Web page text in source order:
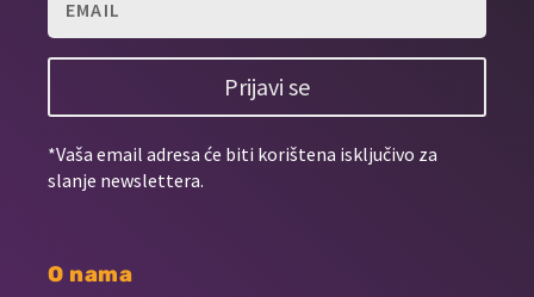
Prijavi se
*Vaša email adresa će biti korištena isključivo za
slanje newslettera.
O nama